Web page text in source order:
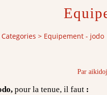
Categories > Equipement - jodo
Par
pour la tenue, il faut :